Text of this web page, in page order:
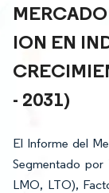
ION EN
- 2031)
El Informe del
Segmentado
LMO, LTO),